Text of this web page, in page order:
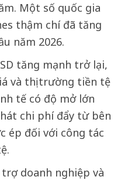
Một số quốc gia
thậm chí đã tăng
năm 2026.
tăng mạnh trở lại,
và thị trường tiền tệ
tế có độ mở lớn
chi phí đẩy từ bên
ép đối với công tác
doanh nghiệp và